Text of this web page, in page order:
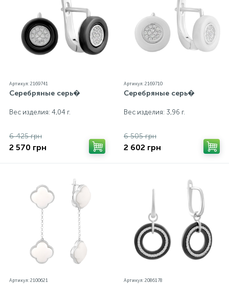
Артикул: 2169741
Серебряные серь�
Вес изделия: 4,04 г.
6 425 грн
2 570 грн
Артикул: 2169710
Серебряные серь�
Вес изделия: 3,96 г.
6 505 грн
2 602 грн
Артикул: 2100621 Артикул: 2086178